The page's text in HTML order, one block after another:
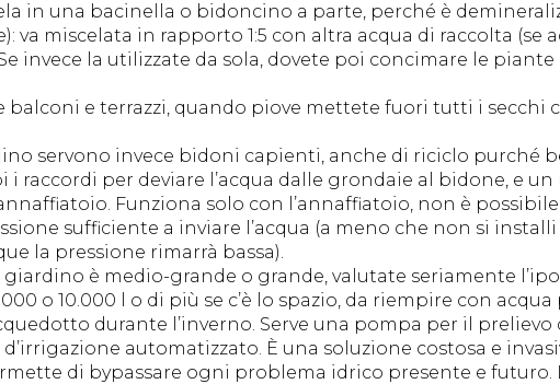
in una bacinella o bidoncino a parte, perché è
va miscelata in rapporto 1:5 con altra acqua di raccolta (se
invece la utilizzate da sola, dovete poi concimare le piante
balconi e terrazzi, quando piove mettete fuori tutti i secchi
servono invece bidoni capienti, anche di riciclo purché
i raccordi per deviare l’acqua dalle grondaie al bidone, e
Funziona solo con l’annaffiatoio, non è
sufficiente a inviare l’acqua (a meno che non si installi
la pressione rimarrà bassa).
giardino è medio-grande o grande, valutate seriamente
o 10.000 l o di più se c’è lo spazio, da riempire con
durante l’inverno. Serve una pompa per il prelievo
automatizzato. È una soluzione costosa e
di bypassare ogni problema idrico presente e futuro.